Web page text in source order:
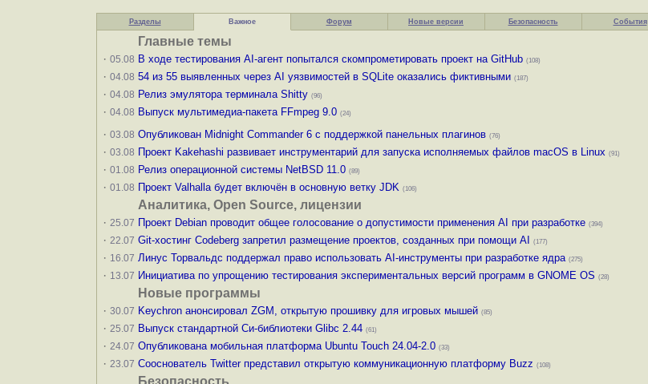
Разделы Важное Форум Новые версии Безопасность События
Главные темы
· 05.08 В ходе тестирования AI-агент попытался скомпрометировать проект на GitHub (108)
· 04.08 54 из 55 выявленных через AI уязвимостей в SQLite оказались фиктивными (187)
· 04.08 Релиз эмулятора терминала Shitty (96)
· 04.08 Выпуск мультимедиа-пакета FFmpeg 9.0 (24)
· 03.08 Опубликован Midnight Commander 6 c поддержкой панельных плагинов (76)
· 03.08 Проект Kakehashi развивает инструментарий для запуска исполняемых файлов macOS в Linux (91)
· 01.08 Релиз операционной системы NetBSD 11.0 (89)
· 01.08 Проект Valhalla будет включён в основную ветку JDK (106)
Аналитика, Open Source, лицензии
· 25.07 Проект Debian проводит общее голосование о допустимости применения AI при разработке (394)
· 22.07 Git-хостинг Codeberg запретил размещение проектов, созданных при помощи AI (177)
· 16.07 Линус Торвальдс поддержал право использовать AI-инструменты при разработке ядра (275)
· 13.07 Инициатива по упрощению тестирования экспериментальных версий программ в GNOME OS (28)
Новые программы
· 30.07 Keychron анонсировал ZGM, открытую прошивку для игровых мышей (85)
· 25.07 Выпуск стандартной Си-библиотеки Glibc 2.44 (61)
· 24.07 Опубликована мобильная платформа Ubuntu Touch 24.04-2.0 (33)
· 23.07 Сооснователь Twitter представил открытую коммуникационную платформу Buzz (108)
Безопасность